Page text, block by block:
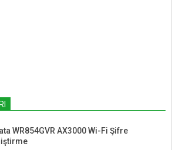
WR854GVR AX3000 Wi-Fi Şifre